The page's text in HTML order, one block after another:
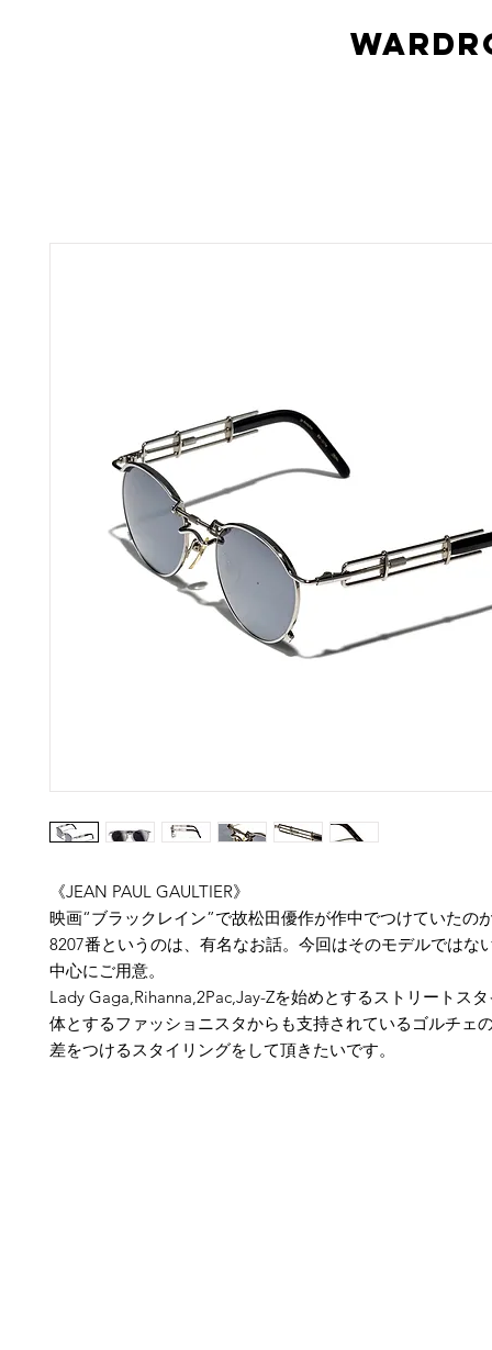
《JEAN PAUL GAULTIER》
映画“ブラックレイン”で故松田優作が作中でつけていたの
8207番というのは、有名なお話。今回はそのモデルではな
中心にご用意。
Lady Gaga,Rihanna,2Pac,Jay-Zを始めとするストリートス
体とするファッショニスタからも支持されているゴルチェ
差をつけるスタイリングをして頂きたいです。